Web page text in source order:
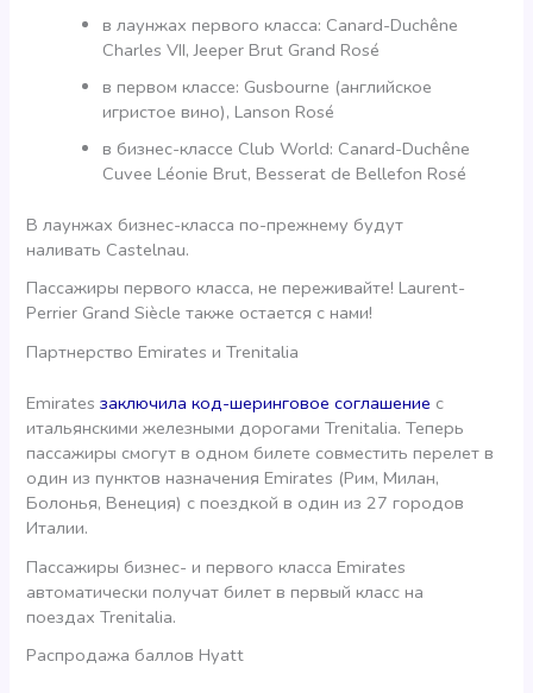
в лаунжах первого класса: Canard-Duchêne
Charles VII, Jeeper Brut Grand Rosé
в первом классе: Gusbourne (английское
игристое вино), Lanson Rosé
в бизнес-классе Club World: Canard-Duchêne
Cuvee Léonie Brut, Besserat de Bellefon Rosé
В лаунжах бизнес-класса по-прежнему будут
наливать Castelnau.
Пассажиры первого класса, не переживайте! Laurent-
Perrier Grand Siècle также остается с нами!
Партнерство Emirates и Trenitalia
Emiratesзаключила код-шеринговое соглашение с
итальянскими железными дорогами Trenitalia. Теперь
пассажиры смогут в одном билете совместить перелет в
один из пунктов назначения Emirates (Рим, Милан,
Болонья, Венеция) с поездкой в один из 27 городов
Италии.
Пассажиры бизнес- и первого класса Emirates
автоматически получат билет в первый класс на
поездах Trenitalia.
Распродажа баллов Hyatt